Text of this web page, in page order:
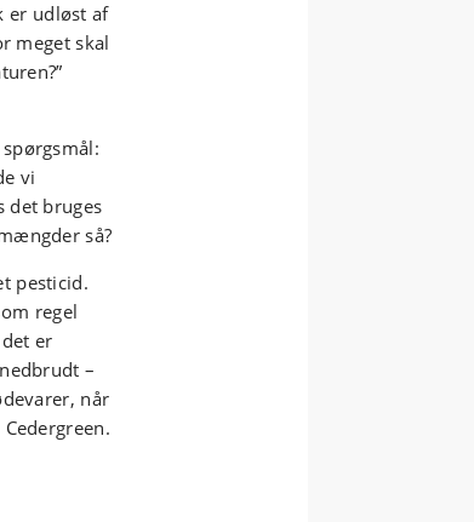
Det kan være ekstrakter af
mikroorganismer, eller
hele mikroorganismer
forvirrer f.eks. møl i
så hunnerne ikke bliver
og lægger æg, der bliver
der skader afgrøderne.
pesticider bliver i
også defineret som
da det er biologiske
Bioteknologiske pesticider
sig dog fra f.eks. mikrober
ved at være
til at hæmme væksten
er udløst af
meget skal
vi
det bruges
så?
pesticid.
regel
er
–
når